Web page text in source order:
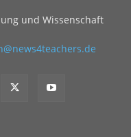
und Wissenschaft